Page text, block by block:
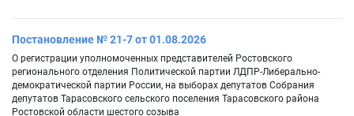
Постановление № 21-7 от 01.08.2026
О регистрации уполномоченных представителей Ростовского
регионального отделения Политической партии ЛДПР-Либерально-
демократической партии России, на выборах депутатов Собрания
депутатов Тарасовского сельского поселения Тарасовского района
Ростовской области шестого созыва